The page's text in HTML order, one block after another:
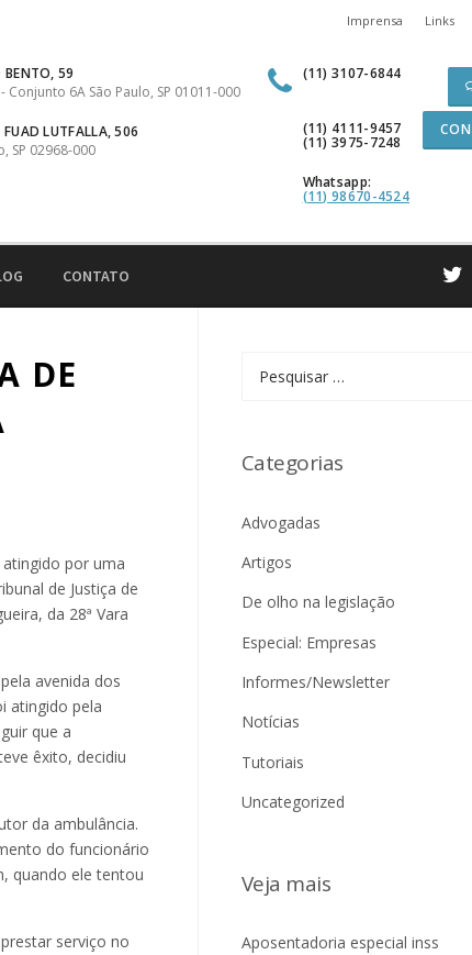
Imprensa Links
BENTO, 59
Conjunto 6A São Paulo, SP 01011-000
FUAD LUTFALLA, 506
SP 02968-000
(11) 3107-6844
(11) 4111-9457
(11) 3975-7248
Whatsapp:
(11) 98670-4524
CONTATO
DE
por uma
de Justiça de
da 28ª Vara
avenida dos
atingido pela
que a
êxito, decidiu
da ambulância.
do funcionário
quando ele tentou
serviço no
por:
Categorias
Advogadas
Artigos
De olho na legislação
Especial: Empresas
Informes/Newsletter
Notícias
Tutoriais
Uncategorized
Veja mais
Aposentadoria especial inss